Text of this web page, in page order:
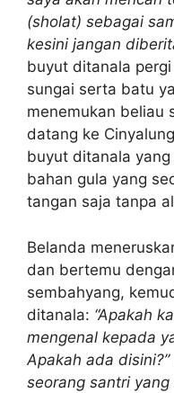
(sholat) sebagai
kesini jangan
buyut ditanala
sungai serta batu
menemukan beliau
datang ke
buyut ditanala
bahan gula yang
tangan saja tanpa
Belanda
dan bertemu
sembahyang,
ditanala: “Apakah
mengenal kepada
Apakah ada
seorang santri